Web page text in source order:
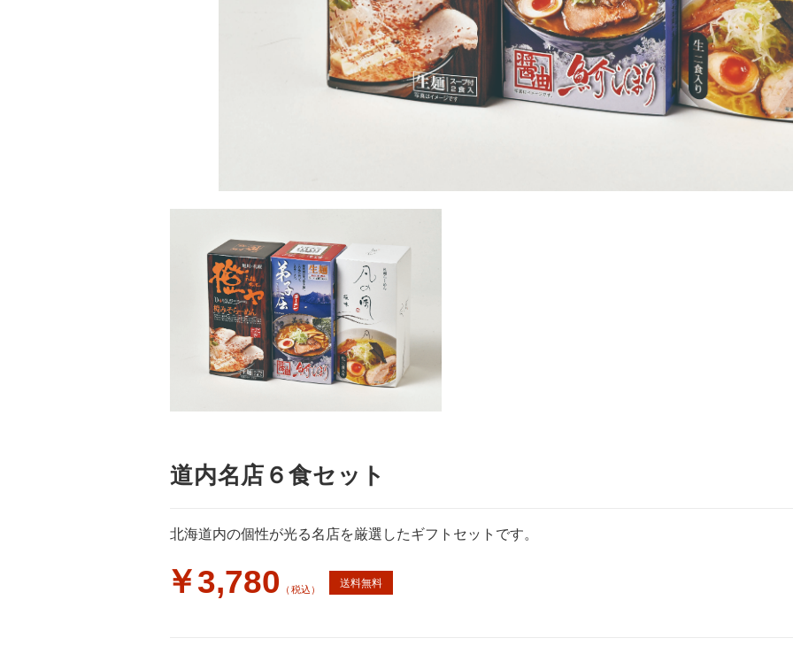
道内名店６食セット
北海道内の個性が光る名店を厳選したギフトセットです。
￥3,780 （税込）
送料無料